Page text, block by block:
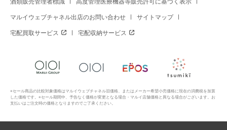
マルイウェブチャネル出店のお問い合わせ サイトマップ
宅配買取サービス 宅配収納サービス
※セール商品の比較対象価格はマルイウェブチャネル旧価格、またはメーカー希望小売価格に現在の消費税を加算
した価格です。※セール期間中、予告なく価格が変更となる場合・マルイ店舗価格と異なる場合がございます。お
支払いはご注文時の価格となりますのでご了承ください。